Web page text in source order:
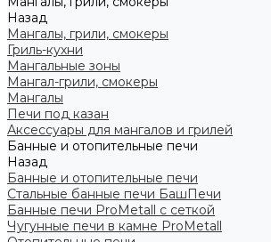
Назад
Мангалы, грили, смокеры
Гриль-кухни
Мангальные зоны
Мангал-грили, смокеры
Мангалы
Печи под казан
Аксессуары для мангалов и грилей
Банные и отопительные печи
Назад
Банные и отопительные печи
Стальные банные печи БашПечи
Банные печи ProMetall с сеткой
Чугунные печи в камне ProMetall